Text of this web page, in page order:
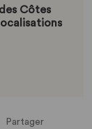
Côtes
Partager